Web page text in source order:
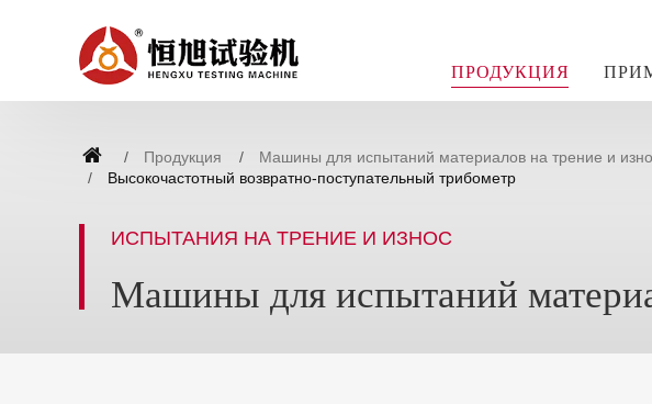
ПРОДУКЦИЯ
Продукция Машины для испытаний материалов на трение и
Высокочастотный возвратно-поступательный трибометр
Машины для испытаний
ИСПЫТАНИЯ НА ТРЕНИЕ И ИЗНОС